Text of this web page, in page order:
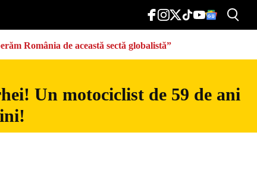
România de această sectă globalistă”
Un motociclist de 59 de ani